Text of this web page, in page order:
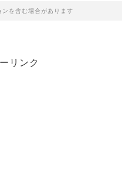
を含む場合があります
リンク